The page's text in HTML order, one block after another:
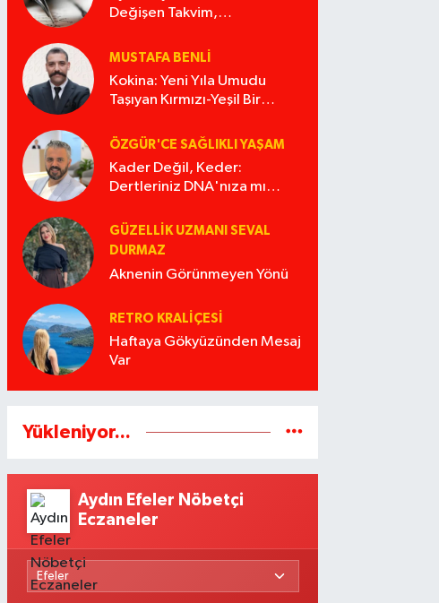
Değişen Takvim,
MUSTAFA BENLI
Kokina: Yeni Yıla Umudu
Taşıyan Kırmızı-Yeşil Bir
ÖZGÜR'CE SAĞLIKLI YAŞAM
Kader Değil, Keder:
Dertleriniz DNA'nıza mı
GÜZELLIK UZMANI SEVAL
DURMAZ
Aknenin Görünmeyen Yönü
RETRO KRALIÇESI
Haftaya Gökyüzünden Mesaj
Var
Yükleniyor...
Aydın Efeler Nöbetçi
Eczaneler